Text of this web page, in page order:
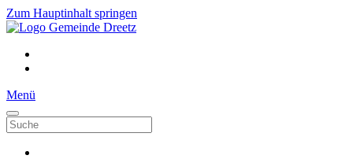
Zum Hauptinhalt springen
Menü